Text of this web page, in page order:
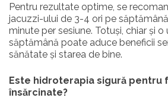
Pentru rezultate optime, se
jacuzzi-ului de 3-4 ori pe
minute per sesiune. Totuși, chiar și
săptămână poate aduce beneficii
sănătate și starea de bine.
Este hidroterapia sigură pentru
însărcinate?